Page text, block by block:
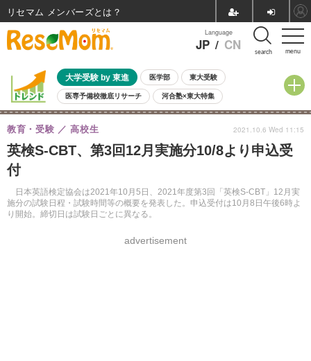
menu
Language
JP / CN search
大学受験 by 東進 医学部 東大受験
医専予備校徹底リサーチ 河合塾×東大特集
親子で考える大学選び 高校受験 中学受験 小学校受験
共通テスト 夏休み
8月開催イベント・WS 全国公立高校 過去問 人気記事
自由研究教材（小学生向け）
英検S-CBT、第3回12月実施分10/8より申込受
付
日本英語検定協会は2021年10月5日、2021年度第3回「英検S-CBT」12月実
施分の試験日程・試験時間等の概要を発表した。申込受付は10月8日午後6時よ
り開始。締切日は試験日ごとに異なる。
教育・受験 高校生
advertisement
2021.10.6 Wed 11:15
リセマム メンバーズ